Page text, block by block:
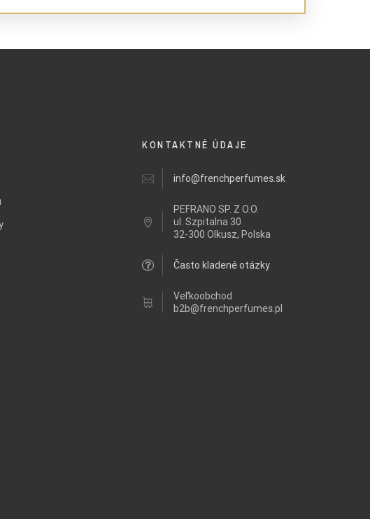
KONTAKTNÉ ÚDAJE
info@frenchperfumes.sk
PEFRANO SP. Z O.O.
ul. Szpitalna 30
32-300 Olkusz, Polska
Často kladené otázky
Veľkoobchod
b2b@frenchperfumes.pl